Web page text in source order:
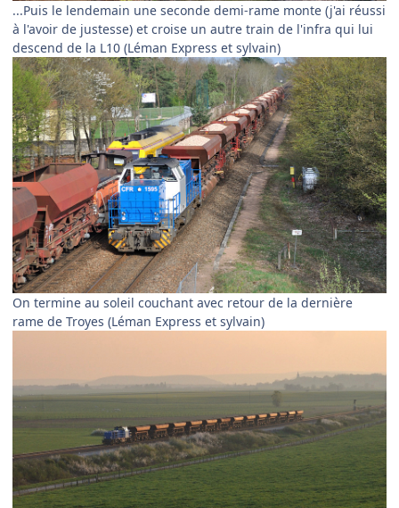
...Puis le lendemain une seconde demi-rame monte (j'ai réussi
à l'avoir de justesse) et croise un autre train de l'infra qui lui
descend de la L10 (Léman Express et sylvain)
On termine au soleil couchant avec retour de la dernière
rame de Troyes (Léman Express et sylvain)